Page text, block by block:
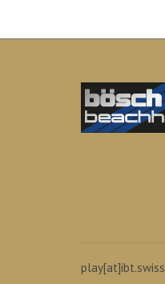
play[at]ibt.swiss